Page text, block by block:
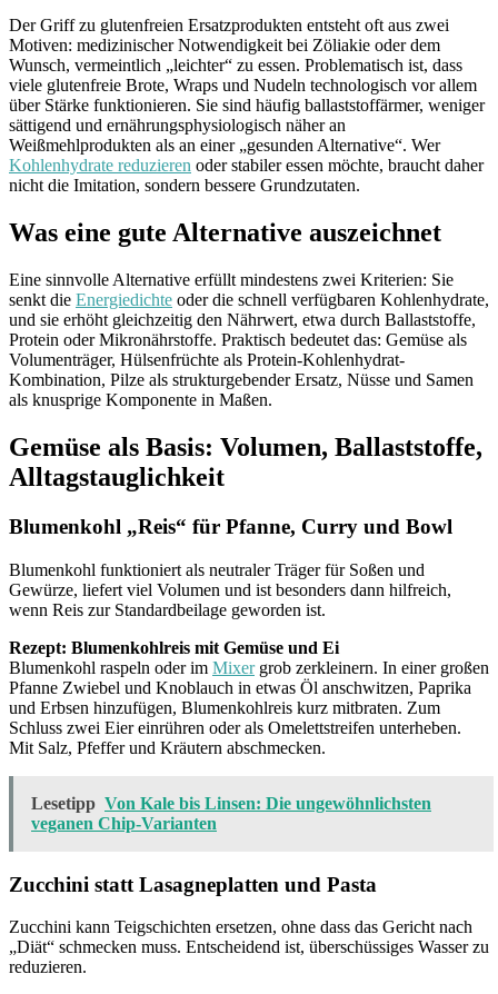
Der Griff zu glutenfreien Ersatzprodukten entsteht oft aus zwei
Motiven: medizinischer Notwendigkeit bei Zöliakie oder dem
Wunsch, vermeintlich „leichter“ zu essen. Problematisch ist, dass
viele glutenfreie Brote, Wraps und Nudeln technologisch vor allem
über Stärke funktionieren. Sie sind häufig ballaststoffärmer, weniger
sättigend und ernährungsphysiologisch näher an
Weißmehlprodukten als an einer „gesunden Alternative“. Wer
Kohlenhydrate reduzieren oder stabiler essen möchte, braucht daher
nicht die Imitation, sondern bessere Grundzutaten.
Was eine gute Alternative auszeichnet
Eine sinnvolle Alternative erfüllt mindestens zwei Kriterien: Sie
senkt die Energiedichte oder die schnell verfügbaren Kohlenhydrate,
und sie erhöht gleichzeitig den Nährwert, etwa durch Ballaststoffe,
Protein oder Mikronährstoffe. Praktisch bedeutet das: Gemüse als
Volumenträger, Hülsenfrüchte als Protein-Kohlenhydrat-
Kombination, Pilze als strukturgebender Ersatz, Nüsse und Samen
als knusprige Komponente in Maßen.
Gemüse als Basis: Volumen, Ballaststoffe,
Alltagstauglichkeit
Blumenkohl „Reis“ für Pfanne, Curry und Bowl
Blumenkohl funktioniert als neutraler Träger für Soßen und
Gewürze, liefert viel Volumen und ist besonders dann hilfreich,
wenn Reis zur Standardbeilage geworden ist.
Rezept: Blumenkohlreis mit Gemüse und Ei
Blumenkohl raspeln oder im Mixergrob zerkleinern. In einer großen
Pfanne Zwiebel und Knoblauch in etwas Öl anschwitzen, Paprika
und Erbsen hinzufügen, Blumenkohlreis kurz mitbraten. Zum
Schluss zwei Eier einrühren oder als Omelettstreifen unterheben.
Mit Salz, Pfeffer und Kräutern abschmecken.
Lesetipp Von Kale bis Linsen: Die ungewöhnlichsten
veganen Chip-Varianten
Zucchini statt Lasagneplatten und Pasta
Zucchini kann Teigschichten ersetzen, ohne dass das Gericht nach
„Diät“ schmecken muss. Entscheidend ist, überschüssiges Wasser zu
reduzieren.